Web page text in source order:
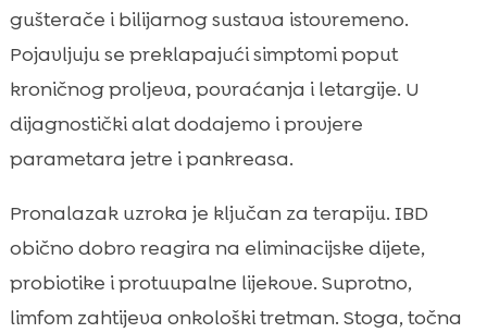
gušterače i bilijarnog sustava istovremeno.
Pojavljuju se preklapajući simptomi poput
kroničnog proljeva, povraćanja i letargije. U
dijagnostički alat dodajemo i provjere
parametara jetre i pankreasa.
Pronalazak uzroka je ključan za terapiju. IBD
obično dobro reagira na eliminacijske dijete,
probiotike i protuupalne lijekove. Suprotno,
limfom zahtijeva onkološki tretman. Stoga, točna